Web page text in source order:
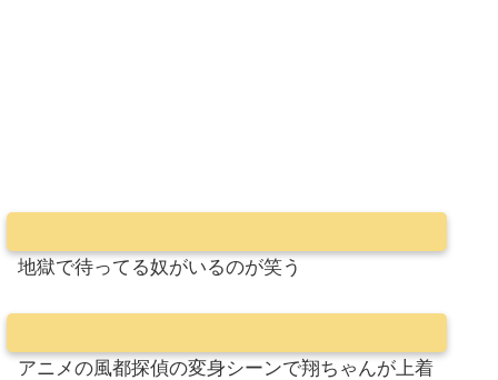
地獄で待ってる奴がいるのが笑う
アニメの風都探偵の変身シーンで翔ちゃんが上着